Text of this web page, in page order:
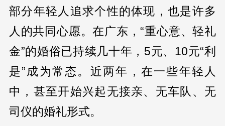
部分年轻人追求个性的体现，也是许多
人的共同心愿。在广东，“重心意、轻礼
金”的婚俗已持续几十年，5元、10元“利
是”成为常态。近两年，在一些年轻人
中，甚至开始兴起无接亲、无车队、无
司仪的婚礼形式。